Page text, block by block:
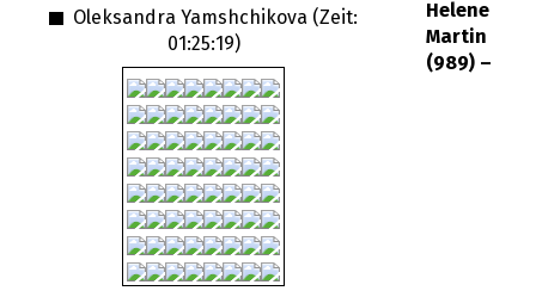
Oleksandra Yamshchikova (Zeit:
01:25:19)
Helene
Martin
(989) –